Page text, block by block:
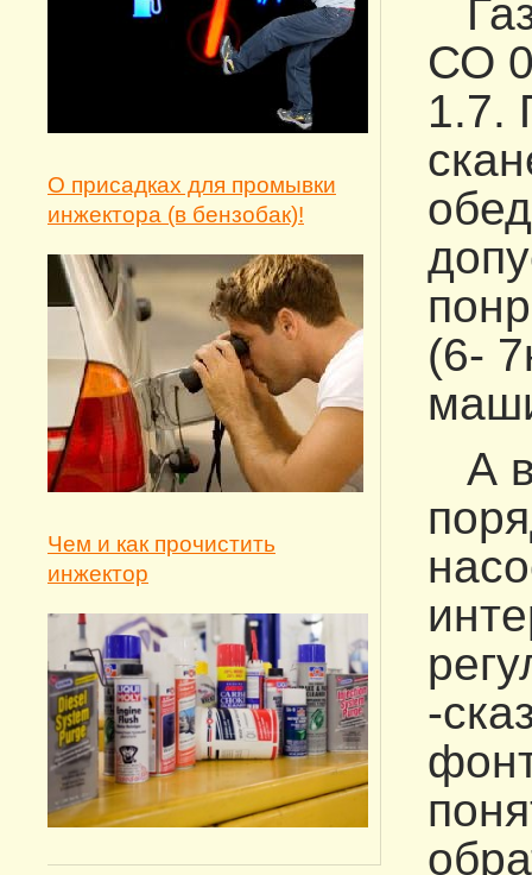
О присадках для промывки
инжектора (в бензобак)!
Чем и как прочистить
инжектор
СО
1.7.
(6-
А
-